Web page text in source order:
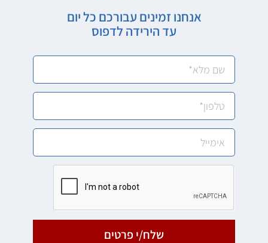
אנחנו זמינים עבורכם כל יום
עד הירידה לדפוס
שלח/י פרטים